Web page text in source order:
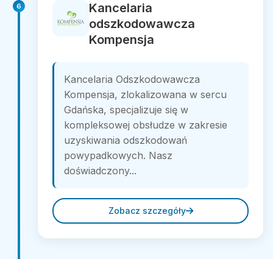
6
Kancelaria
odszkodowawcza
Kompensja
Kancelaria Odszkodowawcza
Kompensja, zlokalizowana w sercu
Gdańska, specjalizuje się w
kompleksowej obsłudze w zakresie
uzyskiwania odszkodowań
powypadkowych. Nasz
doświadczony...
Zobacz szczegóły